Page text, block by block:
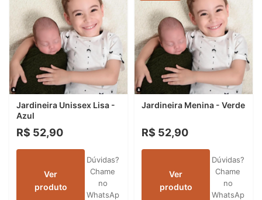
Jardineira Unissex Lisa -
Azul
R$ 52,90
Ver
produto
Dúvidas?
Chame
no
WhatsAp
Jardineira Menina - Verde
R$ 52,90
Ver
produto
Dúvidas?
Chame
no
WhatsAp